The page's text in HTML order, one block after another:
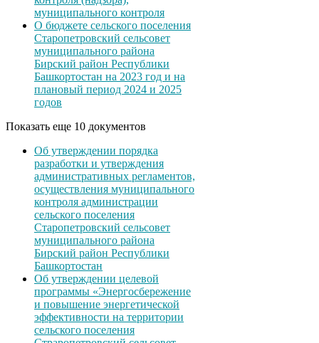
муниципального контроля
О бюджете сельского поселения
Старопетровский сельсовет
муниципального района
Бирский район Республики
Башкортостан на 2023 год и на
плановый период 2024 и 2025
годов
Показать еще 10 документов
Об утверждении порядка
разработки и утверждения
административных регламентов,
осуществления муниципального
контроля администрации
сельского поселения
Старопетровский сельсовет
муниципального района
Бирский район Республики
Башкортостан
Об утверждении целевой
программы «Энергосбережение
и повышение энергетической
эффективности на территории
сельского поселения